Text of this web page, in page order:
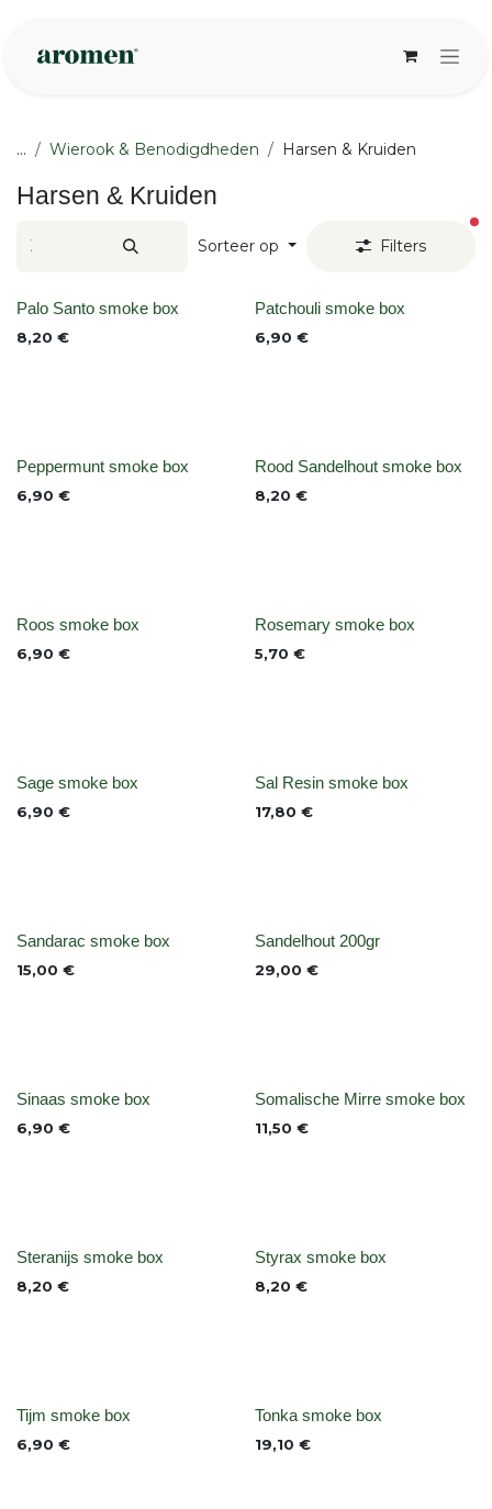
... Wierook & Benodigdheden Harsen & Kruiden
Harsen & Kruiden
Sorteer op Filters
Niet op voorraad
Palo Santo smoke box
8,20 € None
Patchouli smoke box
6,90 €
None
Peppermunt smoke box
6,90 € None
Rood Sandelhout smoke box
8,20 €
None
Roos smoke box
6,90 € None
Rosemary smoke box
5,70 €
None
Sage smoke box
6,90 € None
Sal Resin smoke box
17,80 €
None
Sandarac smoke box
15,00 € None
Sandelhout 200gr
29,00 €
None
Sinaas smoke box
6,90 € None
Somalische Mirre smoke box
11,50 €
None
Steranijs smoke box
8,20 € None
Styrax smoke box
8,20 €
None
Tijm smoke box
6,90 € None
Tonka smoke box
19,10 €